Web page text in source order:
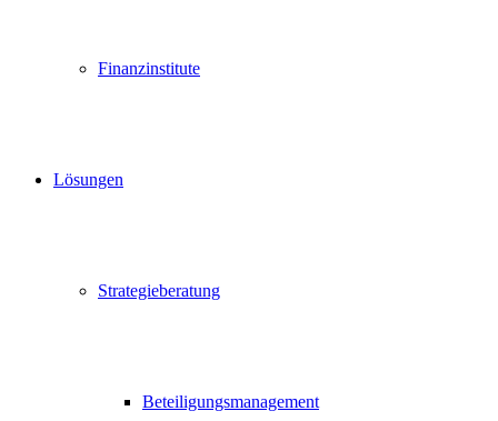
Finanzinstitute
Lösungen
Strategieberatung
Beteiligungsmanagement